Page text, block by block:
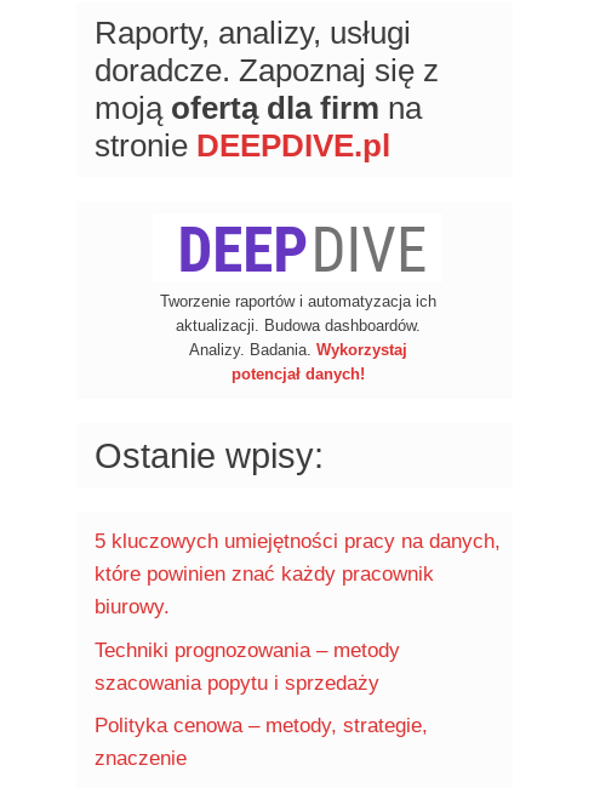
Raporty, analizy, usługi
doradcze. Zapoznaj się z
mojąofertą dla firm na
stronie DEEPDIVE.pl
Tworzenie raportów i automatyzacja ich
aktualizacji. Budowa dashboardów.
Analizy. Badania. Wykorzystaj
potencjał danych!
Ostanie wpisy:
5 kluczowych umiejętności pracy na danych,
które powinien znać każdy pracownik
biurowy.
Techniki prognozowania – metody
szacowania popytu i sprzedaży
Polityka cenowa – metody, strategie,
znaczenie